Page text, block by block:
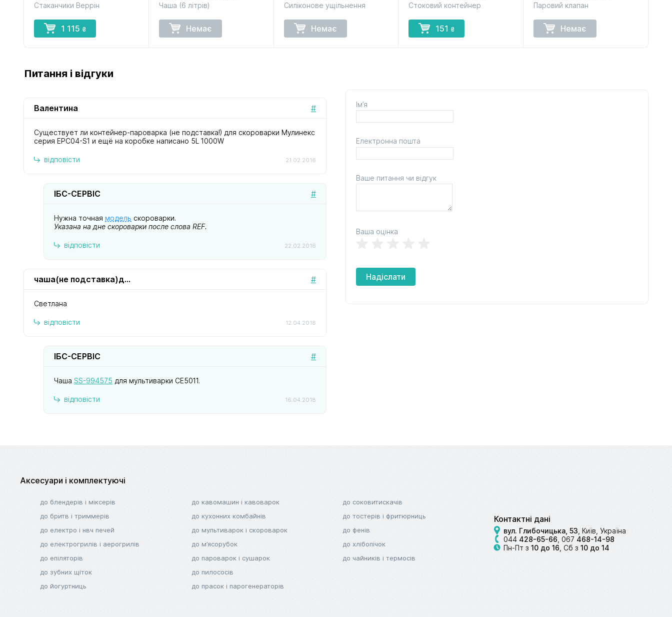
Стаканчики Веррін
1 115 ₴
Чаша (6 літрів)
Немає
Силіконове ущільнення
Немає
Стоковий контейнер
151 ₴
Паровий клапан
Немає
Питання і відгуки
#
Валентина
21.02.2016
Существует ли контейнер-пароварка (не подставка!) для скороварки Мулинекс
серия EPC04-S1 и ещё на коробке написано 5L 1000W
відповісти
#
ІБС-СЕРВІС
22.02.2016
Нужна точная модель скороварки.
Указана на дне скороварки после слова REF.
відповісти
#
чаша(не подставка)для для мультиварки се 5011
12.04.2018
Светлана
відповісти
#
ІБС-СЕРВІС
16.04.2018
Чаша SS-994575 для мультиварки CE5011.
відповісти
Ім’я
Електронна пошта
Ваше питання чи відгук
Ваша оцінка
Надіслати
Аксесуари і комплектуючі
до блендерів і міксерів
до бритв і триммерів
до електро і нвч печей
до електрогрилів і аерогрилів
до епіляторів
до зубних щіток
до йогуртниць
до кавомашин і кавоварок
до кухонних комбайнів
до мультиварок і скороварок
до м’ясорубок
до пароварок і сушарок
до пилососів
до прасок і парогенераторів
до соковитискачів
до тостерів і фритюрниць
до фенів
до хлібопічок
до чайників і термосів
Контактні дані
вул. Глибочицька, 53 , Київ, Україна
044 428-65-66 067 468-14-98
Пн-Пт з 10 до 16 , Сб з 10 до 14